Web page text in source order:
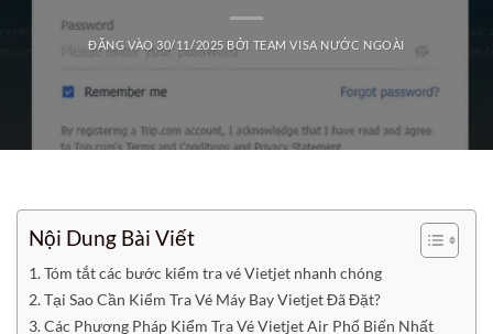
ĐĂNG VÀO 30/11/2025 BỞI TEAM VISA NƯỚC NGOÀI
Nội Dung Bài Viết
Tóm tắt các bước kiểm tra vé Vietjet nhanh chóng
Tại Sao Cần Kiểm Tra Vé Máy Bay Vietjet Đã Đặt?
Các Phương Pháp Kiểm Tra Vé Vietjet Air Phổ Biến Nhất